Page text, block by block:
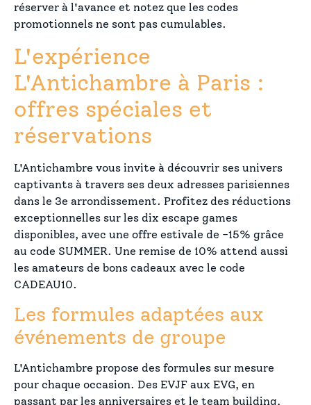
réserver à l'avance et notez que les codes
promotionnels ne sont pas cumulables.
L'expérience
L'Antichambre à Paris :
offres spéciales et
réservations
L'Antichambre vous invite à découvrir ses univers
captivants à travers ses deux adresses parisiennes
dans le 3e arrondissement. Profitez des réductions
exceptionnelles sur les dix escape games
disponibles, avec une offre estivale de -15% grâce
au code SUMMER. Une remise de 10% attend aussi
les amateurs de bons cadeaux avec le code
CADEAU10.
Les formules adaptées aux
événements de groupe
L'Antichambre propose des formules sur mesure
pour chaque occasion. Des EVJF aux EVG, en
passant par les anniversaires et le team building,